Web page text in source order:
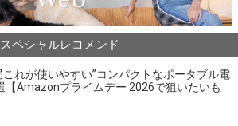
スペシャルレコメンド
これが使いやすい”コンパクトなポータブル電
【Amazonプライムデー 2026で狙いたいも